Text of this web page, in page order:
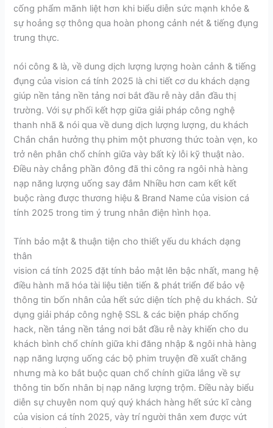
cống phẩm mãnh liệt hơn khi biểu diễn sức mạnh khỏe &
sự hoảng sợ thông qua hoàn phong cảnh nét & tiếng đụng
trung thực.
nói công & là, về dung dịch lượng lượng hoàn cảnh & tiếng
đụng của vision cá tính 2025 là chi tiết cơ du khách dạng
giúp nền tảng nền tảng nơi bắt đầu rễ này dẫn đầu thị
trường. Với sự phối kết hợp giữa giải pháp công nghệ
thanh nhã & nói qua về dung dịch lượng lượng, du khách
Chắn chắn hưởng thụ phim một phương thức toàn vẹn, ko
trở nên phân chổ chính giữa vày bất kỳ lỗi kỹ thuật nào.
Điều này chẳng phần đông đã thi công ra ngôi nhà hàng
nạp năng lượng uống say đắm Nhiều hơn cam kết kết
buộc ràng được thương hiệu & Brand Name của vision cá
tính 2025 trong tim ý trung nhân điện hình họa.
Tính bảo mật & thuận tiện cho thiết yếu du khách dạng
thân
vision cá tính 2025 đặt tính bảo mật lên bậc nhất, mang hệ
điều hành mã hóa tài liệu tiên tiến & phát triển để bảo vệ
thông tin bốn nhân của hết sức diện tích phệ du khách. Sử
dụng giải pháp công nghệ SSL & các biện pháp chống
hack, nền tảng nền tảng nơi bắt đầu rễ này khiến cho du
khách bình chổ chính giữa khi đăng nhập & ngôi nhà hàng
nạp năng lượng uống các bộ phim truyện đề xuất chăng
nhưng mà ko bắt buộc quan chổ chính giữa lắng về sự
thông tin bốn nhân bị nạp năng lượng trộm. Điều này biểu
diễn sự chuyên nom quý quý khách hàng hết sức kĩ càng
của vision cá tính 2025, vày trí người thân xem được vứt